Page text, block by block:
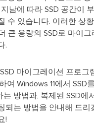
남에 따라 SSD 공간이
수 있습니다. 이러한 상
큰 용량의 SSD로 마이
.
마이그레이션 프로그
여 Windows 11에서 SSD
방법과, 복제된 SSD에
되는 방법을 안내해 드리
!